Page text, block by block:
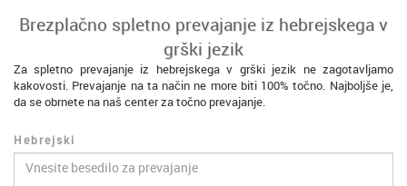
Brezplačno spletno prevajanje iz hebrejskega v
grški jezik
Za spletno prevajanje iz hebrejskega v grški jezik ne zagotavljamo
kakovosti. Prevajanje na ta način ne more biti 100% točno. Najboljše je,
da se obrnete na naš center za točno prevajanje.
Hebrejski